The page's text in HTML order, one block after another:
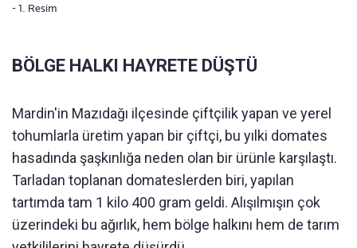
- 1. Resim
BÖLGE HALKI HAYRETE DÜŞTÜ
Mardin'in Mazıdağı ilçesinde çiftçilik yapan ve yerel
tohumlarla üretim yapan bir çiftçi, bu yılki domates
hasadında şaşkınlığa neden olan bir ürünle karşılaştı.
Tarladan toplanan domateslerden biri, yapılan
tartımda tam 1 kilo 400 gram geldi. Alışılmışın çok
üzerindeki bu ağırlık, hem bölge halkını hem de tarım